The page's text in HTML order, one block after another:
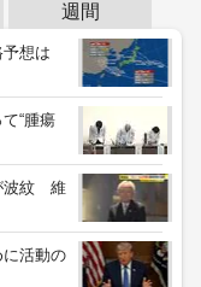
週間
予想は
“腫瘍
波紋 維
に活動の